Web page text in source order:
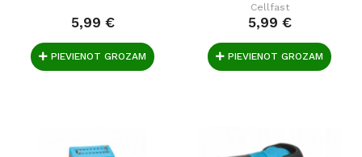
5,99 €
PIEVIENOT GROZAM
Cellfast
5,99 €
PIEVIENOT GROZAM